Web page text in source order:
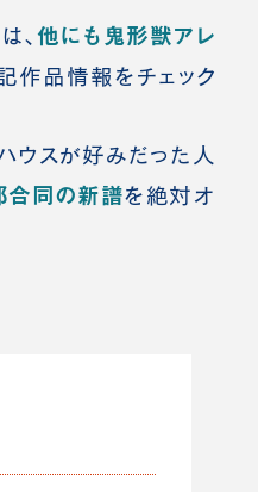
、他にも鬼形獣アレ
作品情報をチェック
ウスが好みだった人
合同の新譜を絶対オ